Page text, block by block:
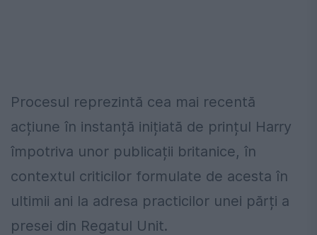
Procesul reprezintă cea mai recentă
acțiune în instanță inițiată de prințul Harry
împotriva unor publicații britanice, în
contextul criticilor formulate de acesta în
ultimii ani la adresa practicilor unei părți a
presei din Regatul Unit.